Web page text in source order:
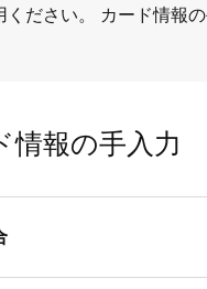
ださい。 カード情報
情報の手入力